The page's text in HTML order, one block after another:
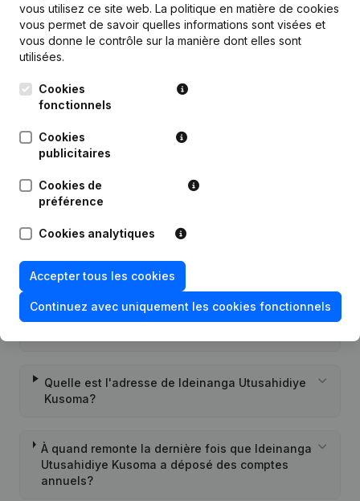
21-09-2021
Rubrique Constitution (Nouvelle
Personne Morale, Ouverture
Succursale, etc...)
Questions fréquemment posées
Quel est le numéro d'entreprise de Ideinanga
Utusahidiye Kusoma?
Quand la société Ideinanga Utusahidiye
Quelle est l'adresse de Ideinanga Utusahidiye
Kusoma?
À quand remonte la dernière fois que Ideinanga
Utusahidiye Kusoma a déposé des comptes
annuels?
vous utilisez ce site web. La politique en matière de cookies
vous permet de savoir quelles informations sont visées et
vous donne le contrôle sur la manière dont elles sont
utilisées.
Cookies
fonctionnels
Cookies
publicitaires
Cookies de
préférence
Cookies analytiques
Accepter tous les cookies
Continuez avec uniquement les cookies fonctionnels